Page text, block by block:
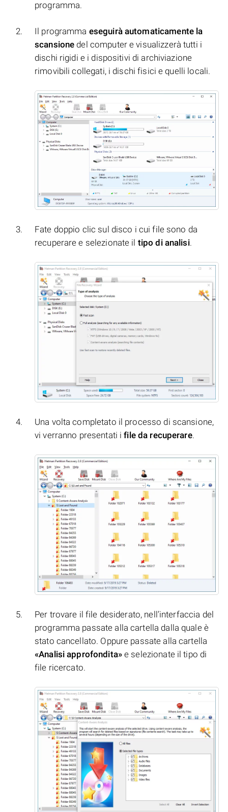
programma.
Il programma eseguirà automaticamente la
scansione del computer e visualizzerà tutti i
dischi rigidi e i dispositivi di archiviazione
rimovibili collegati, i dischi fisici e quelli locali.
Fate doppio clic sul disco i cui file sono da
recuperare e selezionate il tipo di analisi.
Una volta completato il processo di scansione,
vi verranno presentati ifile da recuperare.
Per trovare il file desiderato, nell’interfaccia del
programma passate alla cartella dalla quale è
stato cancellato. Oppure passate alla cartella
«Analisi approfondita»e selezionate il tipo di
file ricercato.